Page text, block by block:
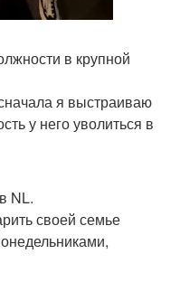
в крупной
я выстраиваю
у него уволиться в
NL.
своей семье